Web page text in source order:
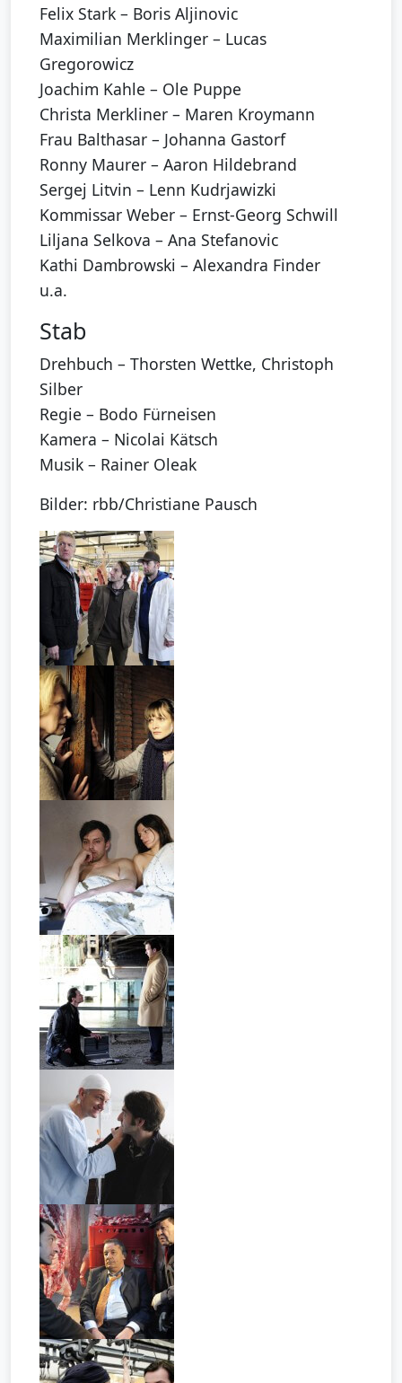
Felix Stark – Boris Aljinovic
Maximilian Merklinger – Lucas
Gregorowicz
Joachim Kahle – Ole Puppe
Christa Merkliner – Maren Kroymann
Frau Balthasar – Johanna Gastorf
Ronny Maurer – Aaron Hildebrand
Sergej Litvin – Lenn Kudrjawizki
Kommissar Weber – Ernst-Georg Schwill
Liljana Selkova – Ana Stefanovic
Kathi Dambrowski – Alexandra Finder
u.a.
Stab
Drehbuch – Thorsten Wettke, Christoph
Silber
Regie – Bodo Fürneisen
Kamera – Nicolai Kätsch
Musik – Rainer Oleak
Bilder: rbb/Christiane Pausch